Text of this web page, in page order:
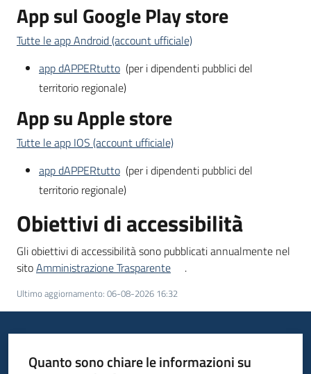
App sul Google Play store
Tutte le app Android (account ufficiale)
app dAPPERtutto (per i dipendenti pubblici del
territorio regionale)
App su Apple store
Tutte le app IOS (account ufficiale)
app dAPPERtutto (per i dipendenti pubblici del
territorio regionale)
Obiettivi di accessibilità
Gli obiettivi di accessibilità sono pubblicati annualmente nel
sitoAmministrazione Trasparente .
Ultimo aggiornamento: 06-08-2026 16:32
Quanto sono chiare le informazioni su